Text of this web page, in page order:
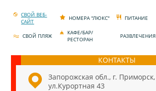
СВОЙ ВЕБ-
САЙТ
НОМЕРА "ЛЮКС" ПИТАНИЕ
СВОЙ ПЛЯЖ
КАФЕ/БАР/
РЕСТОРАН
РАЗВЛЕЧЕНИЯ
КОНТАКТЫ
Запорожская обл., г. Приморск,
ул.Курортная 43